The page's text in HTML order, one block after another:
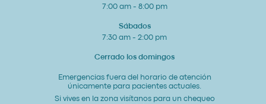
7:00 am - 8:00 pm
Sábados
7:30 am - 2:00 pm
Cerrado los domingos
Emergencias fuera del horario de atención
únicamente para pacientes actuales.
Si vives en la zona visítanos para un chequeo